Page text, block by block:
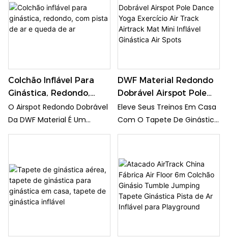
Inflável
Proporciona Uma Superfície
Estável E De Suporte Para
Uma Variedade De
Melhorar Seu
Condicionamento Físico No
Conforto De Sua Casa.
Versátil, Perfeita Para
Ginastas De Todos Os Níveis.
Seu Formato Redondo
Permite A Prática De Uma
Habilidades Com Segurança
E Conforto.
Colchão Inflável Para
Ginástica, Redondo,
Com Pista De Ar E
Queda De Ar
O Airspot Redondo Dobrável
Da DWF Material É Um
Tapete De Exercícios
Fitness, Ioga E Ginástica.
Com Seu Design Inflável, É
Fácil De Montar E Oferece
Uma Superfície Macia E
Variedade De Exercícios.
DWF Material Redondo
Dobrável Airspot Pole
Dance Yoga Exercício Air
Track Airtrack Mat Mini
Eleve Seus Treinos Em Casa
Com O Tapete De Ginástica
Aéreo Tumbling Da Air
Inflável De Ginástica É
Perfeito Para Praticar
Habilidades De Ginástica E
Melhorar O Equilíbrio E A
Flexibilidade No Conforto Da